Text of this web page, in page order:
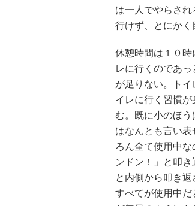
は一人でやらさ
行けず、とにかく
休憩時間は１０時
レに行くのであ
が足りない。ト
イレに行く習慣
む。既に小のほ
はなんとも言い
ろん全て使用中
ンドン！」と叩
と内側から叩き
すべてが使用中